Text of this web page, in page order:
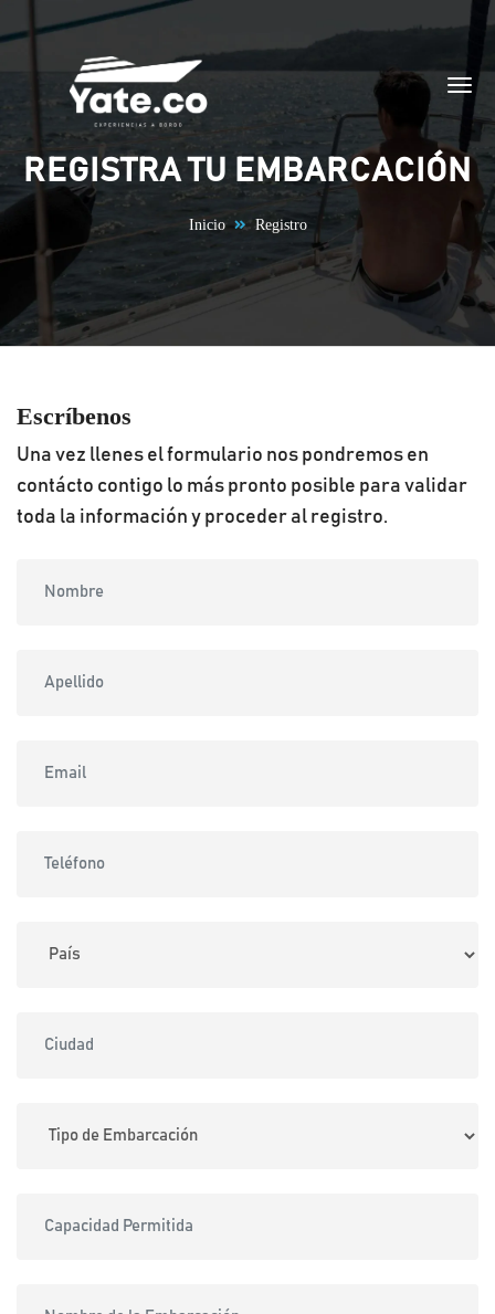
Saltar al contenido
REGISTRA TU EMBARCACIÓN
Inicio Registro
Escríbenos
Una vez llenes el formulario nos pondremos en
contácto contigo lo más pronto posible para validar
toda la información y proceder al registro.